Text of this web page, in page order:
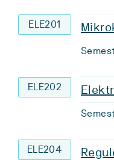
ELE201
ELE202
ELE204